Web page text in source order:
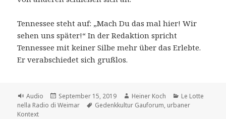
Tennessee steht auf: „Mach Du das mal hier! Wir
sehen uns später!“ In der Redaktion spricht
Tennessee mit keiner Silbe mehr über das Erlebte.
Er verabschiedet sich grußlos.
Format
Audio
Veröffentlicht
am
September 15, 2019 Autor
Heiner Koch Kategorien
Le Lotte
nella Radio di Weimar
Schlagwörter
Gedenkkultur Gauforum, urbaner
Kontext